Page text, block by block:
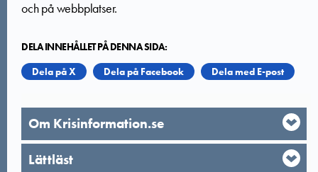
och på webbplatser.
DELA INNEHÅLLET PÅ DENNA SIDA:
Dela på X
Dela på Facebook Dela med E-post
Om Krisinformation.se
Lättläst